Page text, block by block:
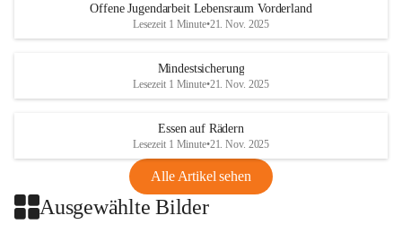
Offene Jugendarbeit Lebensraum Vorderland
Lesezeit 1 Minute•21. Nov. 2025
Mindestsicherung
Lesezeit 1 Minute•21. Nov. 2025
Essen auf Rädern
Lesezeit 1 Minute•21. Nov. 2025
Alle Artikel sehen
Ausgewählte Bilder